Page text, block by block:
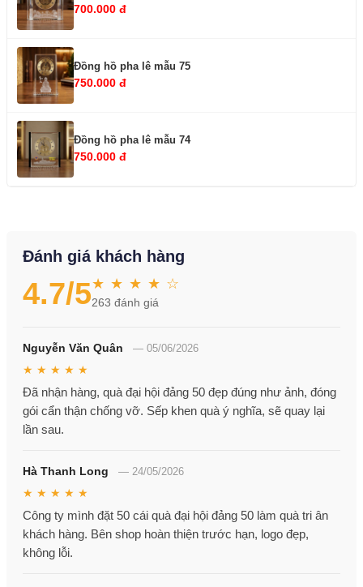
700.000 đ
Đồng hồ pha lê mẫu 75
750.000 đ
Đồng hồ pha lê mẫu 74
750.000 đ
Đánh giá khách hàng
4.7/5★ ★ ★ ★ ☆
263 đánh giá
Nguyễn Văn Quân — 05/06/2026
★ ★ ★ ★ ★
Đã nhận hàng, quà đại hội đảng 50 đẹp đúng như ảnh, đóng
gói cẩn thận chống vỡ. Sếp khen quà ý nghĩa, sẽ quay lại
lần sau.
Hà Thanh Long — 24/05/2026
★ ★ ★ ★ ★
Công ty mình đặt 50 cái quà đại hội đảng 50 làm quà tri ân
khách hàng. Bên shop hoàn thiện trước hạn, logo đẹp,
không lỗi.